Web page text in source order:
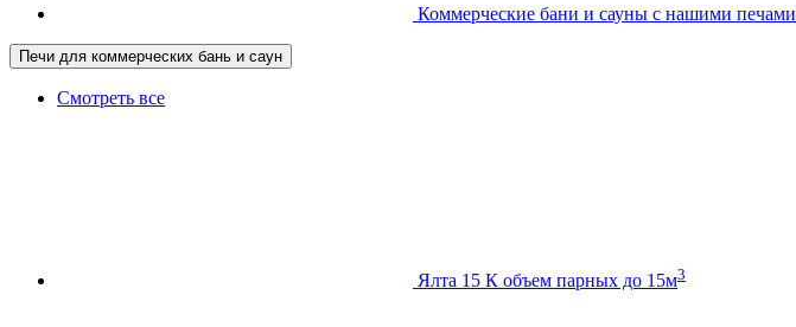
Коммерческие бани и сауны с нашими печами
Печи для коммерческих бань и саун
Смотреть все
Ялта 15 К объем парных до 15м3